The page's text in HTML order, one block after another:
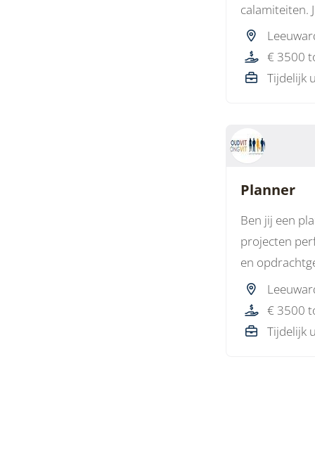
calamiteiten.
€ 3500
Tijdelijk
Planner
Ben jij een
projecten
en
€ 3500
Tijdelijk